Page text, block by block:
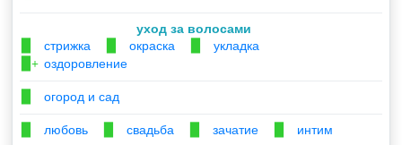
уход за волосами
стрижка окраска укладка
▉+ оздоровление
огород и сад
любовь свадьба зачатие интим